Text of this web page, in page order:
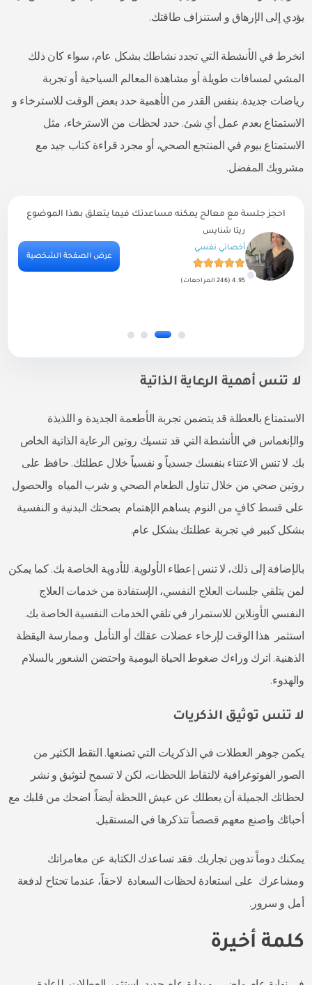
يؤدي إلى الإرهاق و استنزاف طاقتك.
انخرط في الأنشطة التي تجدد نشاطك بشكل عام، سواء كان ذلك
المشي لمسافات طويلة أو مشاهدة المعالم السياحية أو تجربة
رياضات جديدة. بنفس القدر من الأهمية حدد بعض الوقت للاسترخاء و
الاستمتاع بعدم عمل أي شئ. حدد لحظات من الاسترخاء، مثل
الاستمتاع بيوم في المنتجع الصحي، أو مجرد قراءة كتاب جيد مع
مشروبك المفضل.
احجز جلسة مع معالج يمكنه مساعدتك فيما يتعلق بهذا الموضوع
ريتا شنايس
أخصائي نفسي
4.95 (246 المراجعات)
عرض الصفحة الشخصية
لا تنس أهمية الرعاية الذاتية
الاستمتاع بالعطلة قد يتضمن تجربة الأطعمة الجديدة و اللذيذة
والإنغماس في الأنشطة التي قد تنسيك روتين الرعاية الذاتية الخاص
بك. لا تنس الاعتناء بنفسك جسدياً و نفسياً خلال عطلتك. حافظ على
روتين صحي من خلال تناول الطعام الصحي و شرب المياه والحصول
على قسط كافٍ من النوم. يساهم الإهتمام بصحتك البدنية و النفسية
بشكل كبير في تجربة عطلتك بشكل عام.
بالإضافة إلى ذلك، لا تنس إعطاء الأولوية. للأدوية الخاصة بك. كما يمكن
لمن يتلقي جلسات العلاج النفسي، الإستفادة من خدمات العلاج
النفسي الأونلاين للاستمرار في تلقي الخدمات النفسية الخاصة بك.
استثمر هذا الوقت لإرخاء عضلات عقلك أو التأمل وممارسة اليقظة
الذهنية. اترك وراءك ضغوط الحياة اليومية واحتضن الشعور بالسلام
والهدوء.
لا تنس توثيق الذكريات
يكمن جوهر العطلات في الذكريات التي تصنعها. التقط الكثير من
الصور الفوتوغرافية لالتقاط اللحظات، لكن لا تسمح لتوثيق و نشر
لحظاتك الجميلة أن يعطلك عن عيش اللحظة أيضاً. اضحك من قلبك مع
أحبائك واصنع معهم قصصاً تتذكرها في المستقبل.
يمكنك دوماً تدوين تجاربك. فقد تساعدك الكتابة عن مغامراتك
ومشاعرك على استعادة لحظات السعادة لاحقاً، عندما تحتاح لدفعة
أمل و سرور.
كلمة أخيرة